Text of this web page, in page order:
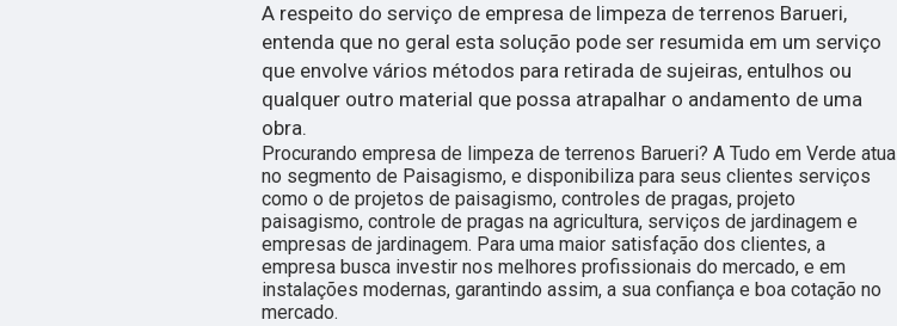
A respeito do serviço de empresa de limpeza de terrenos Barueri,
entenda que no geral esta solução pode ser resumida em um serviço
que envolve vários métodos para retirada de sujeiras, entulhos ou
qualquer outro material que possa atrapalhar o andamento de uma
obra.
Procurando empresa de limpeza de terrenos Barueri? A Tudo em Verde atua
no segmento de Paisagismo, e disponibiliza para seus clientes serviços
como o de projetos de paisagismo, controles de pragas, projeto
paisagismo, controle de pragas na agricultura, serviços de jardinagem e
empresas de jardinagem. Para uma maior satisfação dos clientes, a
empresa busca investir nos melhores profissionais do mercado, e em
instalações modernas, garantindo assim, a sua confiança e boa cotação no
mercado.